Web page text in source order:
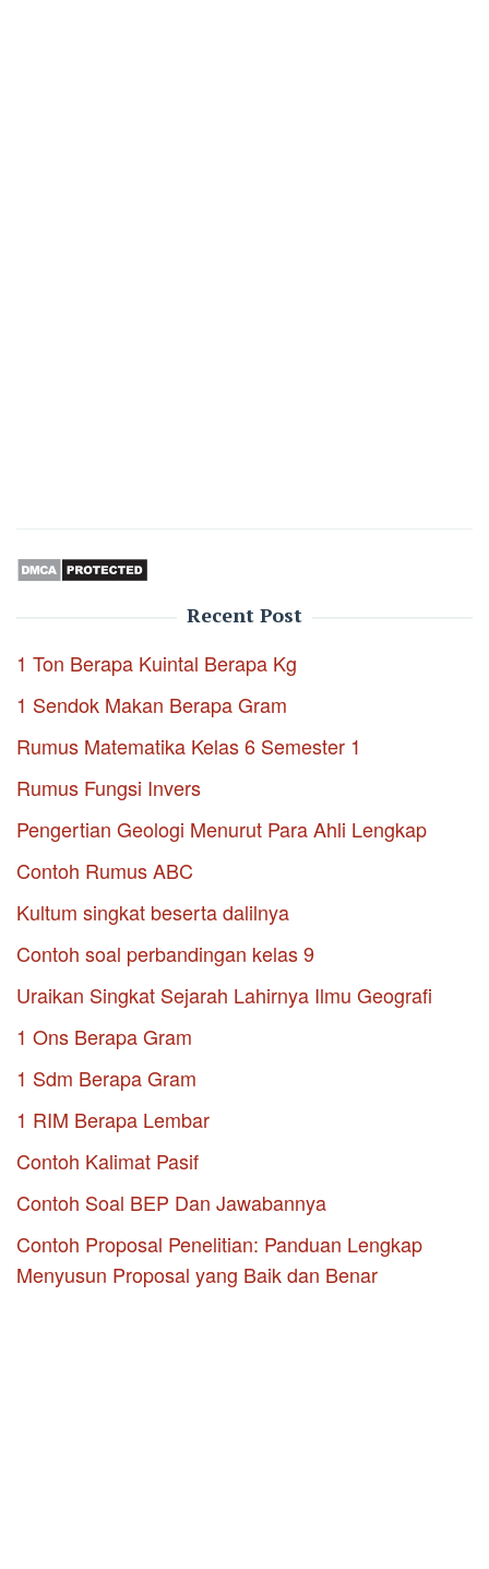
Recent Post
1 Ton Berapa Kuintal Berapa Kg
1 Sendok Makan Berapa Gram
Rumus Matematika Kelas 6 Semester 1
Rumus Fungsi Invers
Pengertian Geologi Menurut Para Ahli Lengkap
Contoh Rumus ABC
Kultum singkat beserta dalilnya
Contoh soal perbandingan kelas 9
Uraikan Singkat Sejarah Lahirnya Ilmu Geografi
1 Ons Berapa Gram
1 Sdm Berapa Gram
1 RIM Berapa Lembar
Contoh Kalimat Pasif
Contoh Soal BEP Dan Jawabannya
Contoh Proposal Penelitian: Panduan Lengkap
Menyusun Proposal yang Baik dan Benar